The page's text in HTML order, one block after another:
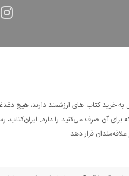
خرید کتاب های ارزشمند دارند، هیچ
آن صرف می‌کنید را دارد. ایران‌کتاب،
قرار دهد.